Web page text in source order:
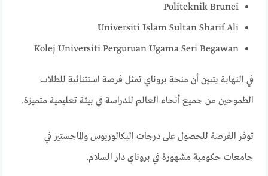
Politeknik Brunei
Universiti Islam Sultan Sharif Ali
Kolej Universiti Perguruan Ugama Seri Begawan
في النهاية يتبين أن منحة بروناي تمثل فرصة استثنائية للطلاب
الطموحين من جميع أنحاء العالم للدراسة في بيئة تعليمية متميزة.
توفر الفرصة للحصول على درجات البكالوريوس والماجستير في
جامعات حكومية مشهورة في بروناي دار السلام.